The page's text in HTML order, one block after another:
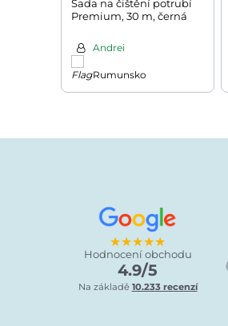
Sada na čištění potrubí
Premium, 30 m, černá
Andrei
Rumunsko
★★★★★
Hodnocení obchodu
4.9/5
Na základě 10.233 recenzí